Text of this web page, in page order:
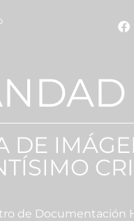
DE
de Documentación